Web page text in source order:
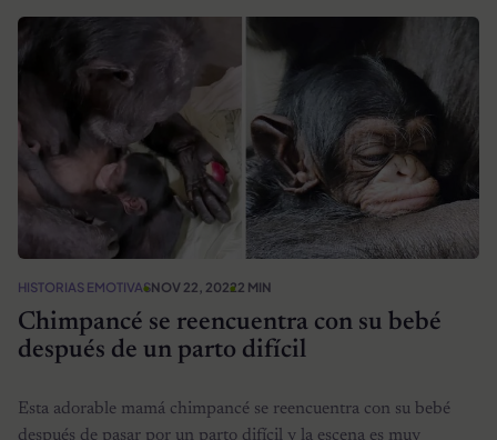
HISTORIAS EMOTIVASNOV 22, 20222 MIN
Chimpancé se reencuentra con su bebé
después de un parto difícil
Esta adorable mamá chimpancé se reencuentra con su bebé
después de pasar por un parto difícil y la escena es muy